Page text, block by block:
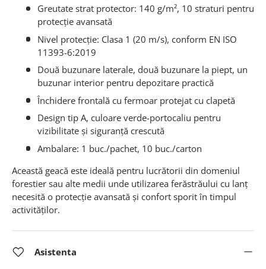
Greutate strat protector: 140 g/m², 10 straturi pentru
protecție avansată
Nivel protecție: Clasa 1 (20 m/s), conform EN ISO
11393-6:2019
Două buzunare laterale, două buzunare la piept, un
buzunar interior pentru depozitare practică
Închidere frontală cu fermoar protejat cu clapetă
Design tip A, culoare verde-portocaliu pentru
vizibilitate și siguranță crescută
Ambalare: 1 buc./pachet, 10 buc./carton
Această geacă este ideală pentru lucrătorii din domeniul
forestier sau alte medii unde utilizarea ferăstrăului cu lanț
necesită o protecție avansată și confort sporit în timpul
activităților.
Asistenta